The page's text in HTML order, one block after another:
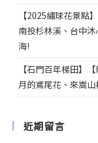
【2025繡球花景點
南投杉林溪、台中
海!
【石門百年梯田】
月的鳶尾花、來嵩
近期留言